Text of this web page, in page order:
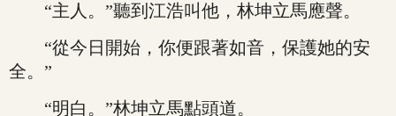
“主人。”聽到江浩叫他，林坤立馬應聲。
“從今日開始，你便跟著如音，保護她的安
全。”
“明白。”林坤立馬點頭道。